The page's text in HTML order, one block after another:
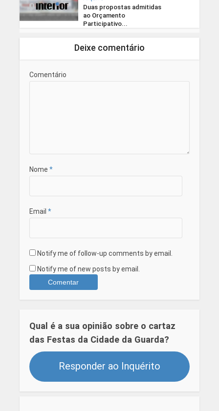
Duas propostas admitidas
ao Orçamento
Participativo...
Deixe comentário
Comentário
Nome *
Email *
Notify me of follow-up comments by email.
Notify me of new posts by email.
Qual é a sua opinião sobre o cartaz
das Festas da Cidade da Guarda?
Responder ao Inquérito